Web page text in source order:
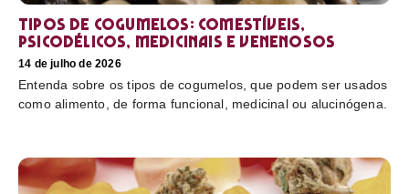
Tipos de cogumelos: comestíveis,
psicodélicos, medicinais e venenosos
14 de julho de 2026
Entenda sobre os tipos de cogumelos, que podem ser usados
como alimento, de forma funcional, medicinal ou alucinógena.